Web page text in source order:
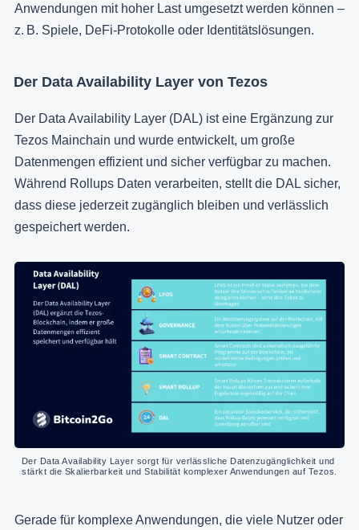
Anwendungen mit hoher Last umgesetzt werden können –
z. B. Spiele, DeFi-Protokolle oder Identitätslösungen.
Der Data Availability Layer von Tezos
Der Data Availability Layer (DAL) ist eine Ergänzung zur
Tezos Mainchain und wurde entwickelt, um große
Datenmengen effizient und sicher verfügbar zu machen.
Während Rollups Daten verarbeiten, stellt die DAL sicher,
dass diese jederzeit zugänglich bleiben und verlässlich
gespeichert werden.
Der Data Availability Layer sorgt für verlässliche Datenzugänglichkeit und
stärkt die Skalierbarkeit und Stabilität komplexer Anwendungen auf Tezos.
Gerade für komplexe Anwendungen, die viele Nutzer oder